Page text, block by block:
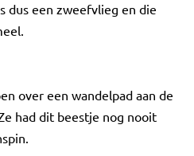
dus een zweefvlieg en die
over een wandelpad aan de
had dit beestje nog nooit